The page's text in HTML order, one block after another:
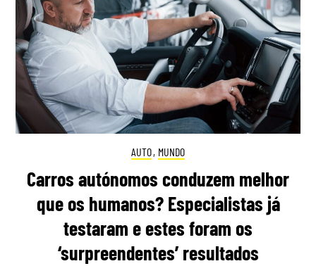
AUTO, MUNDO
Carros autónomos conduzem melhor
que os humanos? Especialistas já
testaram e estes foram os
‘surpreendentes’ resultados